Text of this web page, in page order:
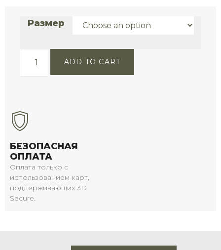
Размер
ADD TO CART
БЕЗОПАСНАЯ
ОПЛАТА
Оплата только с
использованием карт,
поддерживающих 3D
Secure.